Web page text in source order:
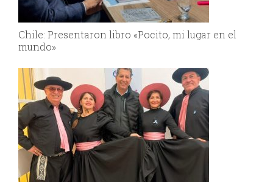
Chile: Presentaron libro «Pocito, mi lugar en el
mundo»